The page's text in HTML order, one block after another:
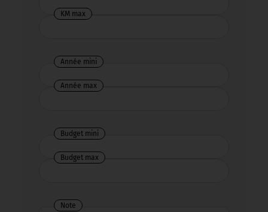
KM max
Année mini
Année max
Budget mini
Budget max
Note